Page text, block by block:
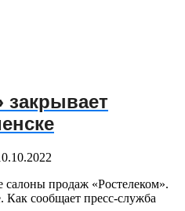
закрывает
салоны продаж «Ростелеком».
сообщает пресс-служба